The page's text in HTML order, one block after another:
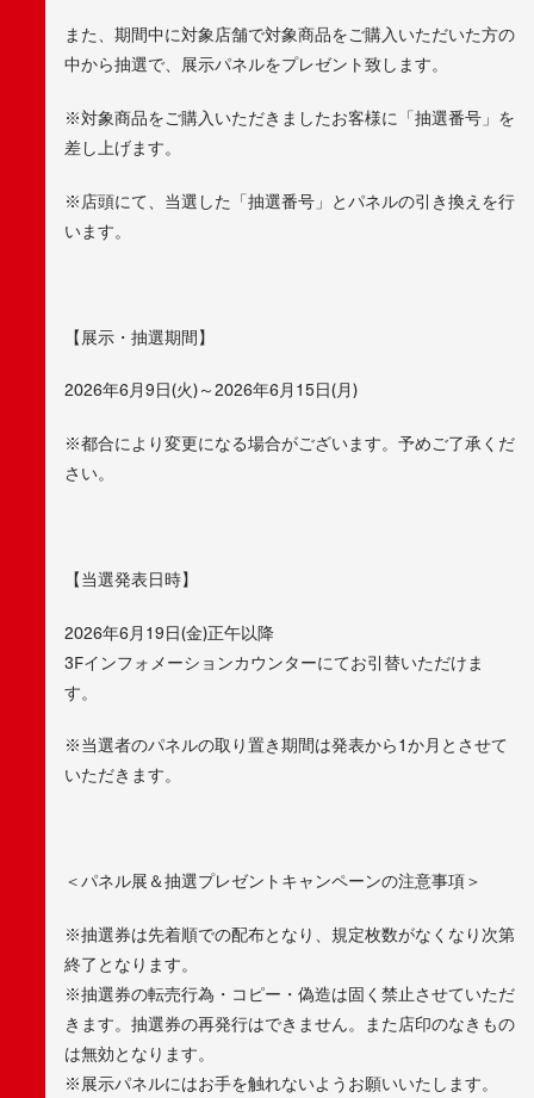
また、期間中に対象店舗で対象商品をご購入いただいた方の
中から抽選で、展示パネルをプレゼント致します。
※対象商品をご購入いただきましたお客様に「抽選番号」を
差し上げます。
※店頭にて、当選した「抽選番号」とパネルの引き換えを行
います。
【展示・抽選期間】
2026年6月9日(火)～2026年6月15日(月)
※都合により変更になる場合がございます。予めご了承くだ
さい。
【当選発表日時】
2026年6月19日(金)正午以降
3Fインフォメーションカウンターにてお引替いただけま
す。
※当選者のパネルの取り置き期間は発表から1か月とさせて
いただきます。
＜パネル展＆抽選プレゼントキャンペーンの注意事項＞
※抽選券は先着順での配布となり、規定枚数がなくなり次第
終了となります。
※抽選券の転売行為・コピー・偽造は固く禁止させていただ
きます。抽選券の再発行はできません。また店印のなきもの
は無効となります。
※展示パネルにはお手を触れないようお願いいたします。